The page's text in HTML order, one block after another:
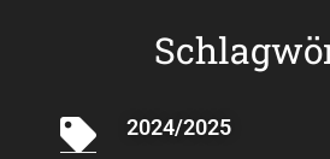
2024/2025